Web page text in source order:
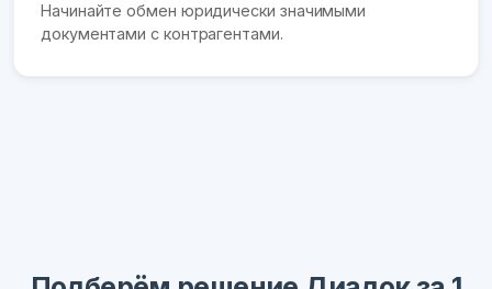
Начинайте обмен юридически значимыми
документами с контрагентами.